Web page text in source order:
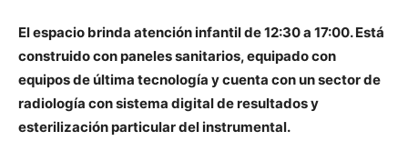
El espacio brinda atención infantil de 12:30 a 17:00. Está
construido con paneles sanitarios, equipado con
equipos de última tecnología y cuenta con un sector de
radiología con sistema digital de resultados y
esterilización particular del instrumental.